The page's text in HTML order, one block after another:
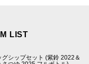
LIST
グシップセット (紫鈴 2022＆